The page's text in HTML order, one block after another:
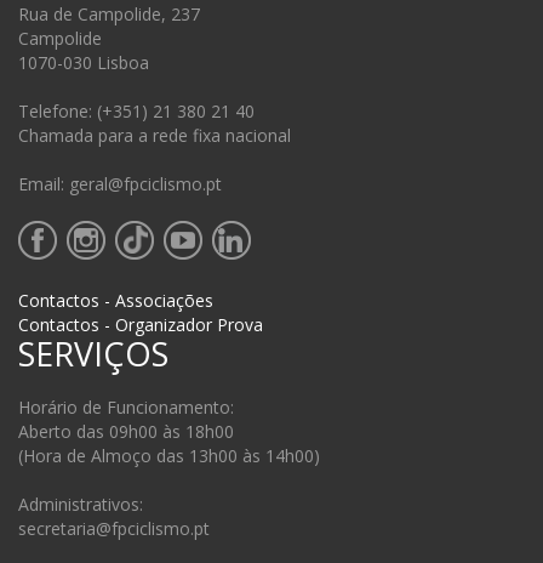
Rua de Campolide, 237
Campolide
1070-030 Lisboa
Telefone: (+351) 21 380 21 40
Chamada para a rede fixa nacional
Email: geral@fpciclismo.pt
Contactos - Associações
Contactos - Organizador Prova
SERVIÇOS
Horário de Funcionamento:
Aberto das 09h00 às 18h00
(Hora de Almoço das 13h00 às 14h00)
Administrativos:
secretaria@fpciclismo.pt